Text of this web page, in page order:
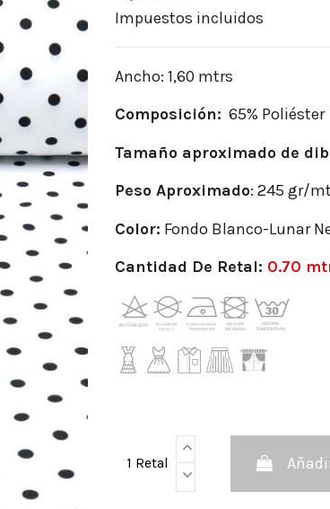
Impuestos incluidos
Ancho: 1,60 mtrs
Composición: 65%
Tamaño aproximado de
Peso Aproximado: 245 gr/
Color: Fondo Blanco-Lunar
Cantidad De Retal: 0.70
1 Retal